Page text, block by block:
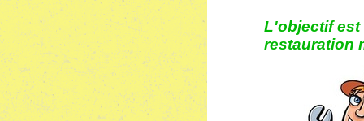
L'objectif est
restauration